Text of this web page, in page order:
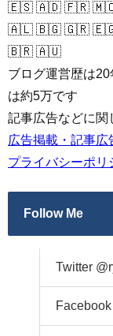
🇪🇸 🇦🇩 🇫🇷
🇦🇱 🇧🇬 🇬🇷
🇧🇷 🇦🇺
ブログ運営歴は
は約5万です
記事広告などに関
広告掲載・記事広
プライバシーポリ
Follow Me
Twitter